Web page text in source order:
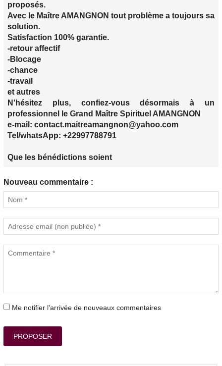
proposés.
Avec le Maître AMANGNON tout problème a toujours sa
solution.
Satisfaction 100% garantie.
-retour affectif
-Blocage
-chance
-travail
et autres
N'hésitez plus, confiez-vous désormais à un
professionnel le Grand Maître Spirituel AMANGNON
e-mail: contact.maitreamangnon@yahoo.com
Tel/whatsApp: +22997788791
Que les bénédictions soient
Nouveau commentaire :
Me notifier l'arrivée de nouveaux commentaires
PROPOSER